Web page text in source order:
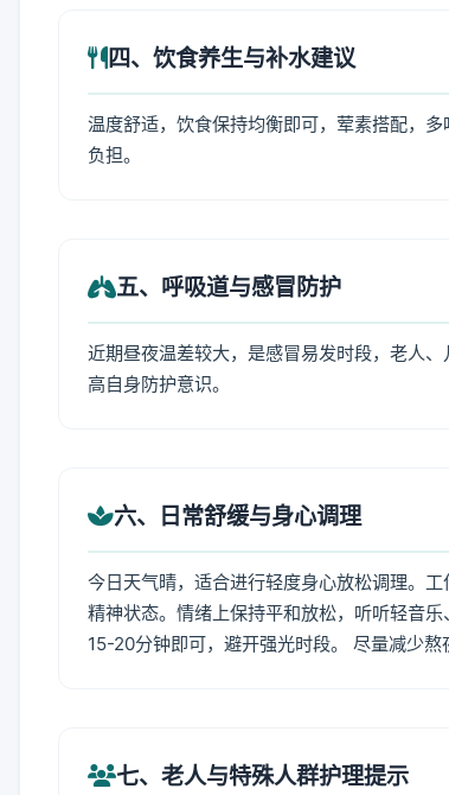
四、饮食养生与补水建议
温度舒适，饮食保持均衡即可，荤素搭配，
负担。
五、呼吸道与感冒防护
近期昼夜温差较大，是感冒易发时段，老人
高自身防护意识。
六、日常舒缓与身心调理
今日天气晴，适合进行轻度身心放松调理。
精神状态。情绪上保持平和放松，听听轻音
15-20分钟即可，避开强光时段。 尽量减少
七、老人与特殊人群护理提示